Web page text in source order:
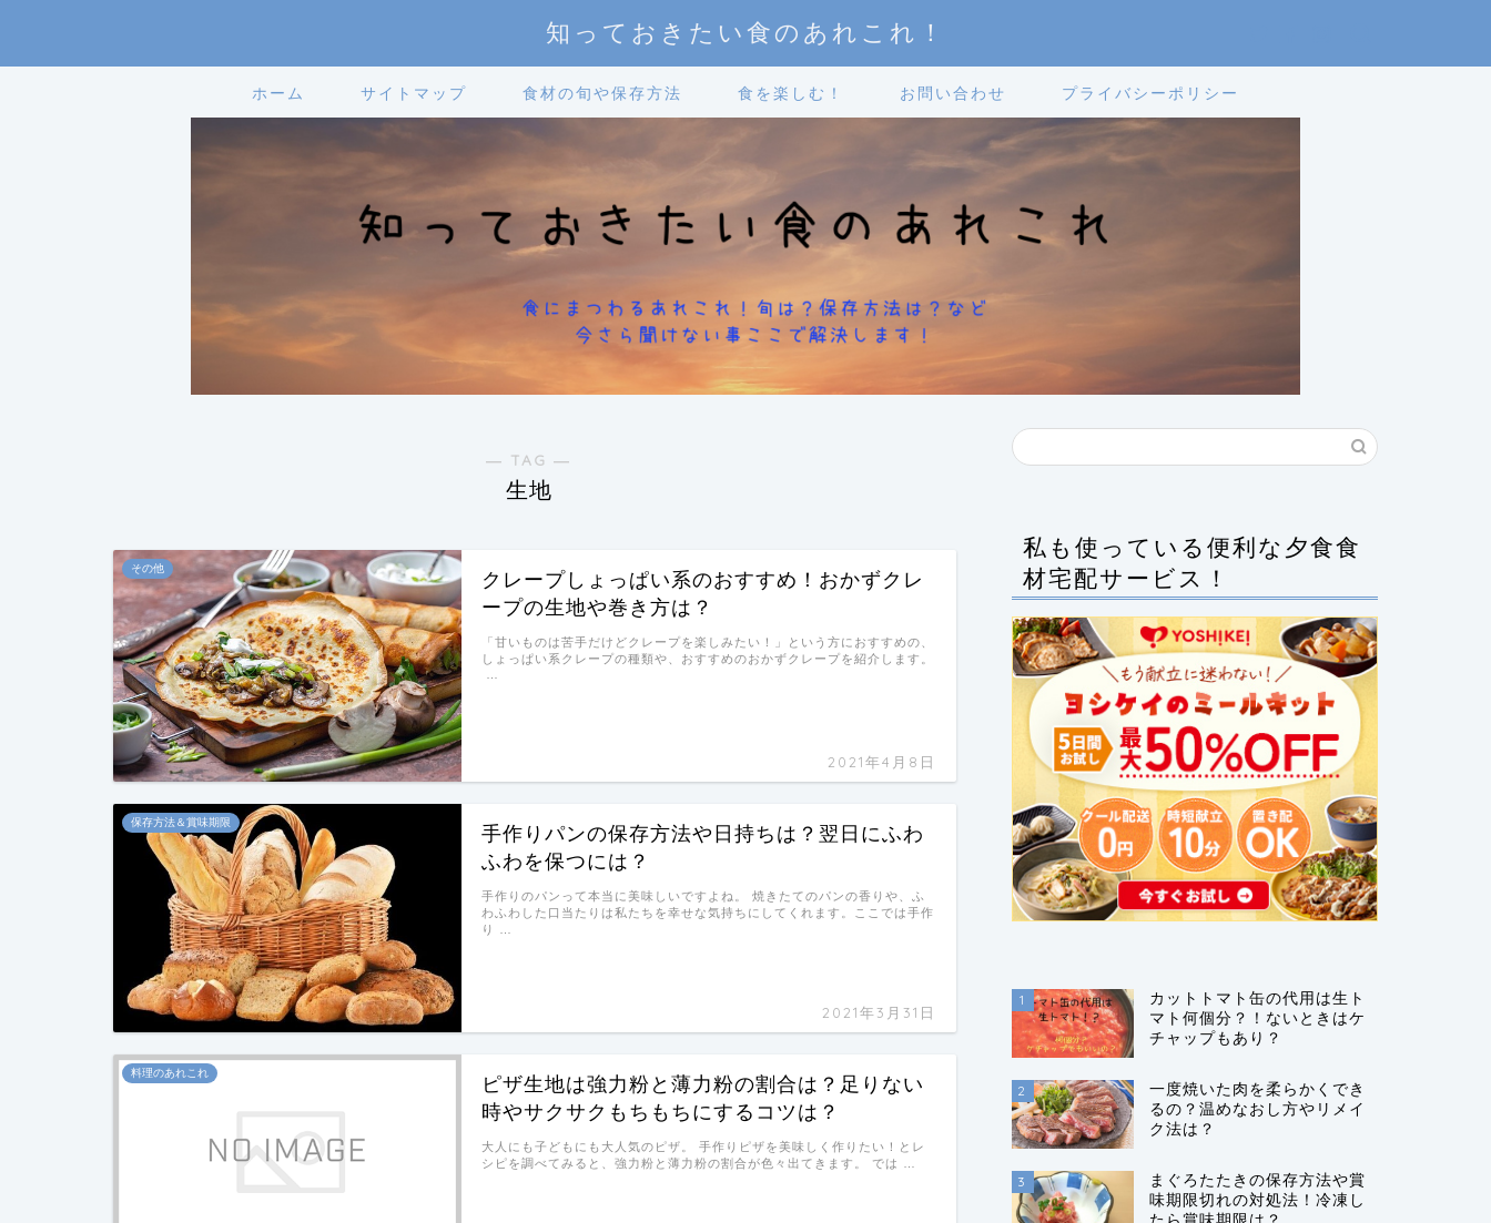
知っておきたい食のあれこれ！
ホーム サイトマップ 食材の旬や保存方法 食を楽しむ！ お問い合わせ プライバシーポリシー
― TAG ―
生地
その他
クレープしょっぱい系のおすすめ！おかずクレ
ープの生地や巻き方は？
2021年4月8日
「甘いものは苦手だけどクレープを楽しみたい！」という方におすすめの、
しょっぱい系クレープの種類や、おすすめのおかずクレープを紹介します。
保存方法＆賞味期限
手作りパンの保存方法や日持ちは？翌日にふわ
ふわを保つには？
2021年3月31日
手作りのパンって本当に美味しいですよね。 焼きたてのパンの香りや、ふ
わふわした口当たりは私たちを幸せな気持ちにしてくれます。ここでは手作
り …
料理のあれこれ
ピザ生地は強力粉と薄力粉の割合は？足りない
時やサクサクもちもちにするコツは？
大人にも子どもにも大人気のピザ。 手作りピザを美味しく作りたい！とレ
シピを調べてみると、強力粉と薄力粉の割合が色々出てきます。 では …
私も使っている便利な夕食食
材宅配サービス！
1
カットトマト缶の代用は生ト
マト何個分？！ないときはケ
チャップもあり？
2
一度焼いた肉を柔らかくでき
るの？温めなおし方やリメイ
ク法は？
3
まぐろたたきの保存方法や賞
味期限切れの対処法！冷凍し